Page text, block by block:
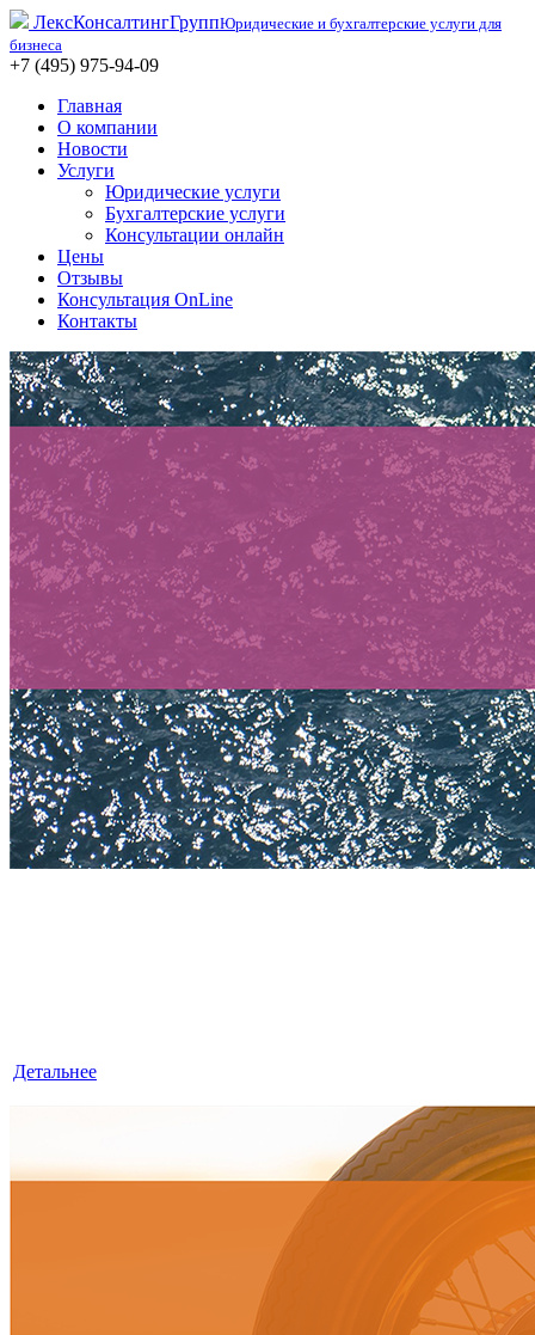
ЛексКонсалтингГруппЮридические и бухгалтерские услуги для
бизнеса
+7 (495) 975-94-09
Главная
О компании
Новости
Услуги
Юридические услуги
Бухгалтерские услуги
Консультации онлайн
Цены
Отзывы
Консультация OnLine
Контакты
Детальнее